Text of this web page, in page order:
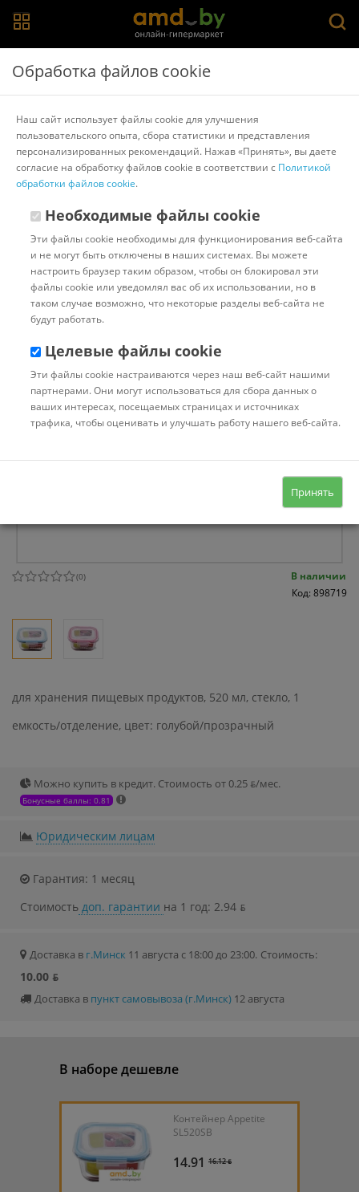
Главная > Каталог товаров Посуда для хранения продуктов
Appetite
Контейнер Appetite SL520SB
Другие товары Appetite
(0)
В наличии
Код: 898719
для хранения пищевых продуктов, 520 мл, стекло, 1
емкость/отделение, цвет: голубой/прозрачный
Можно купить в кредит. Стоимость от 0.25 ƃ/мec.
Бонусные баллы: 0.81
Юридическим лицам
Гарантия: 1 месяц
Стоимость доп. гарантии на 1 год: 2.94 ƃ
Доставка в г.Минск 11 августа с 18:00 до 23:00. Стоимость:
10.00 ƃ
Доставка в пункт самовывоза (г.Минск) 12 августа
В наборе дешевле
Контейнер Appetite
SL520SB
14.91 16.12 ƃ
Обработка файлов cookie
Наш сайт использует файлы cookie для улучшения
пользовательского опыта, сбора статистики и представления
персонализированных рекомендаций. Нажав «Принять», вы даете
согласие на обработку файлов cookie в соответствии с Политикой
обработки файлов cookie.
Необходимые файлы cookie
Эти файлы cookie необходимы для функционирования веб-сайта
и не могут быть отключены в наших системах. Вы можете
настроить браузер таким образом, чтобы он блокировал эти
файлы cookie или уведомлял вас об их использовании, но в
таком случае возможно, что некоторые разделы веб-сайта не
будут работать.
Целевые файлы cookie
Эти файлы cookie настраиваются через наш веб-сайт нашими
партнерами. Они могут использоваться для сбора данных о
ваших интересах, посещаемых страницах и источниках
трафика, чтобы оценивать и улучшать работу нашего веб-сайта.
Принять